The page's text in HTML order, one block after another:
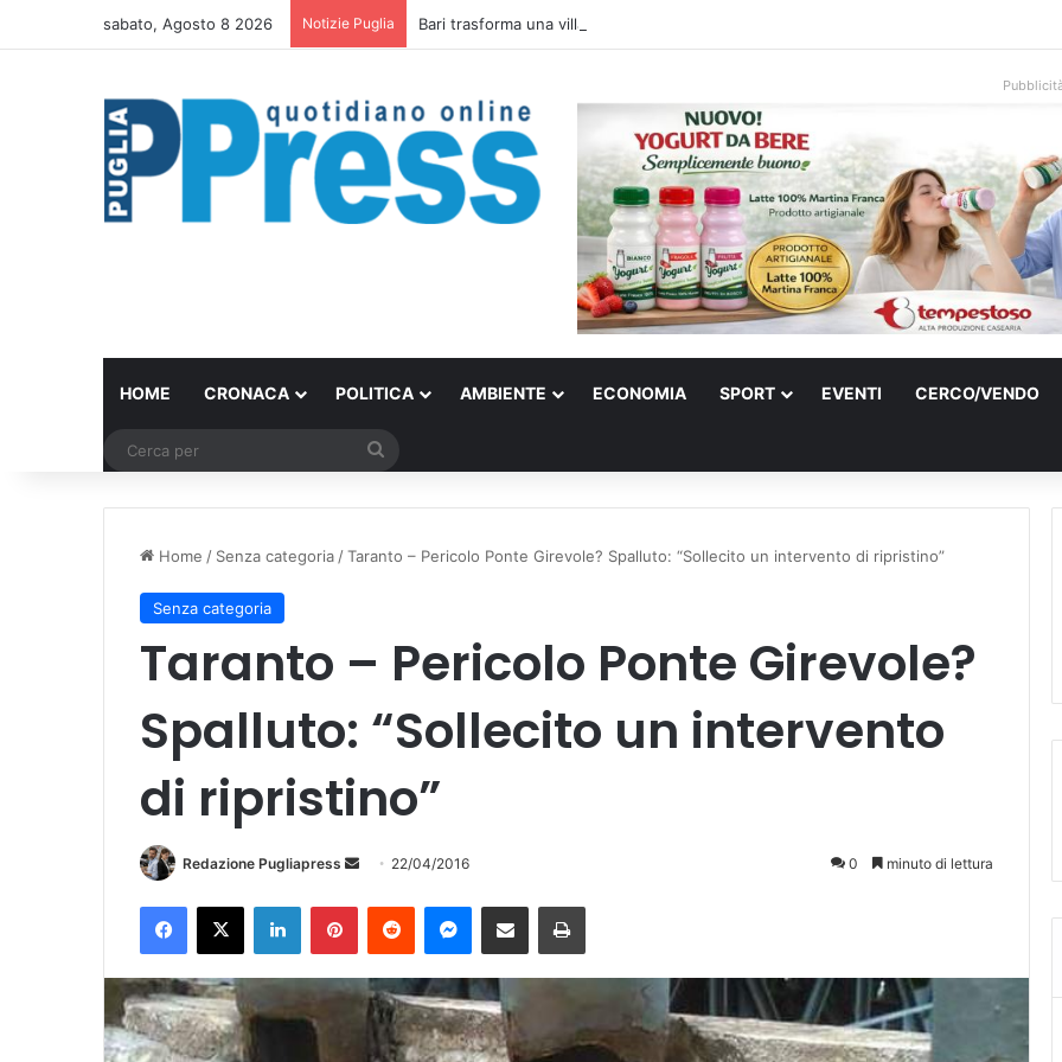
sabato, Agosto 8 2026 Notizie Puglia Bari trasforma una villa confiscata alla mafia in un micro nido: nasce anche il cimitero
HOME CRONACA POLITICA AMBIENTE ECONOMIA SPORT EVENTI CERCO/VENDO
Home / Senza categoria/Taranto – Pericolo Ponte Girevole? Spalluto: “Sollecito un intervento di ripristino”
Senza categoria
Taranto – Pericolo Ponte Girevole?
Spalluto: “Sollecito un intervento
di ripristino”
Redazione Pugliapress
a
u
22/04/2016 0 minuto di lettura